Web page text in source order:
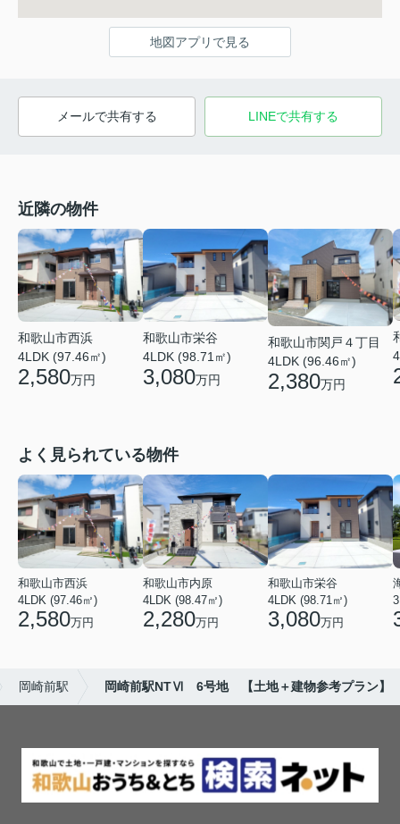
地図アプリで見る
メールで共有する LINEで共有する
近隣の物件
和歌山市西浜
4LDK (97.46㎡)
2,580万円
和歌山市栄谷
4LDK (98.71㎡)
3,080万円
和歌山市関戸４丁目
4LDK (96.46㎡)
2,380万円
よく見られている物件
和歌山市西浜
4LDK (97.46㎡)
2,580万円
和歌山市内原
4LDK (98.47㎡)
2,280万円
和歌山市栄谷
4LDK (98.71㎡)
3,080万円
岡崎前駅 岡崎前駅NTⅥ 6号地 【土地＋建物参考プラン】